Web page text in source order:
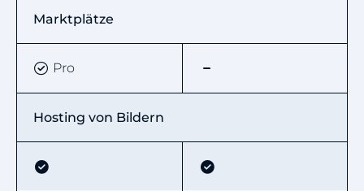
Marktplätze
Pro
Hosting von Bildern